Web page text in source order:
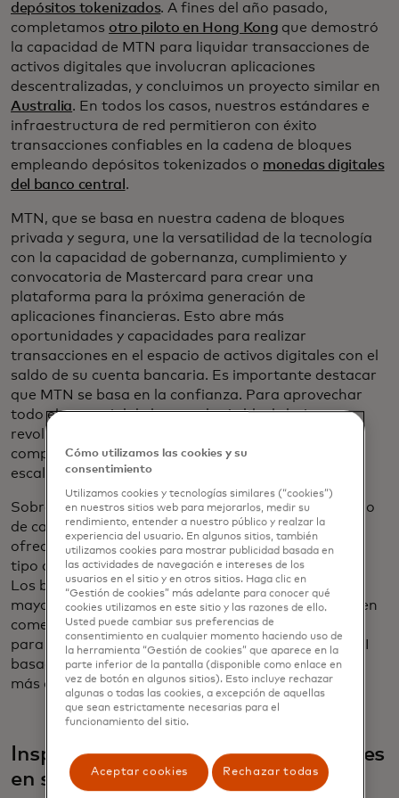
depósitos tokenizados. A fines del año pasado,
completamos otro piloto en Hong Kong que demostró
la capacidad de MTN para liquidar transacciones de
activos digitales que involucran aplicaciones
descentralizadas, y concluimos un proyecto similar en
Australia. En todos los casos, nuestros estándares e
infraestructura de red permitieron con éxito
transacciones confiables en la cadena de bloques
empleando depósitos tokenizados o monedas digitales
del banco central .
MTN, que se basa en nuestra cadena de bloques
privada y segura, une la versatilidad de la tecnología
con la capacidad de gobernanza, cumplimiento y
convocatoria de Mastercard para crear una
plataforma para la próxima generación de
aplicaciones financieras. Esto abre más
oportunidades y capacidades para realizar
transacciones en el espacio de activos digitales con el
saldo de su cuenta bancaria. Es importante destacar
que MTN se basa en la confianza. Para aprovechar
todo el potencial de la tecnología blockchain y
revolucionar los pagos transfronterizos y entre
compañías, creemos que debe ser segura, fiable y
escalable.
Sobre la base de años de experiencia en el desarrollo
de capacidades de red para bancos, estamos
ofreciendo formas sencillas para que apliquen este
tipo de programabilidad a los depósitos bancarios.
Los bancos no necesitan ejecutar un nuevo libro
mayor de blockchain para participar en MTN; pueden
comenzar con interfaces existentes, como tarjetas,
para casos de uso simples y pueden actualizar a API
basadas en estándares para impulsar casos de uso
más complejos.
Inspirando las próximas innovaciones
en servicios financieros
Cómo utilizamos las cookies y su
consentimiento
Utilizamos cookies y tecnologías similares (“cookies”)
en nuestros sitios web para mejorarlos, medir su
rendimiento, entender a nuestro público y realzar la
experiencia del usuario. En algunos sitios, también
utilizamos cookies para mostrar publicidad basada en
las actividades de navegación e intereses de los
usuarios en el sitio y en otros sitios. Haga clic en
“Gestión de cookies” más adelante para conocer qué
cookies utilizamos en este sitio y las razones de ello.
Usted puede cambiar sus preferencias de
consentimiento en cualquier momento haciendo uso de
la herramienta “Gestión de cookies” que aparece en la
parte inferior de la pantalla (disponible como enlace en
vez de botón en algunos sitios). Esto incluye rechazar
algunas o todas las cookies, a excepción de aquellas
que sean estrictamente necesarias para el
funcionamiento del sitio.
Aceptar cookies Rechazar todas